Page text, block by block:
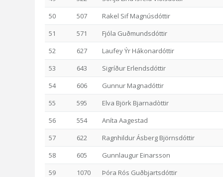
50
507
Rakel Sif Magnúsdóttir
51
571
Fjóla Guðmundsdóttir
52
627
Laufey Ýr Hákonardóttir
53
643
Sigríður Erlendsdóttir
54
606
Gunnur Magnadóttir
55
595
Elva Björk Bjarnadòttir
56
554
Aníta Aagestad
57
622
Ragnhildur Ásberg Björnsdóttir
58
605
Gunnlaugur Einarsson
59
1070
Þóra Rós Guðbjartsdóttir